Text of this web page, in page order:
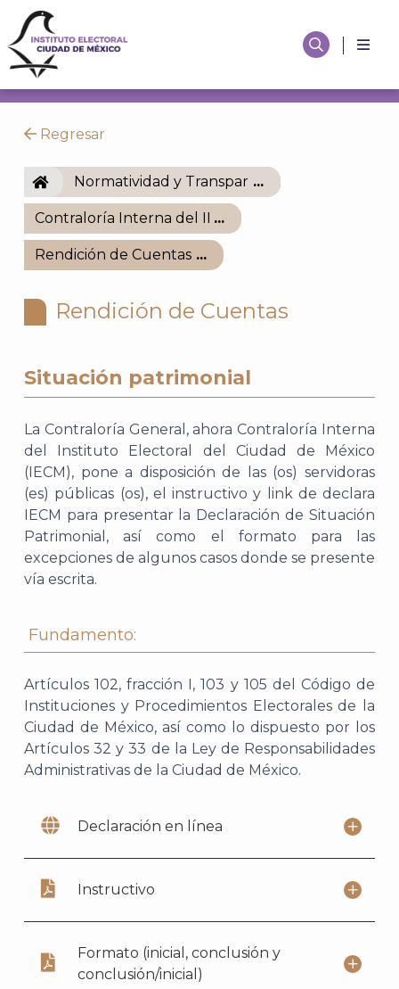
Regresar
IECMNormatividad y Transparencia
Contraloría Interna del IECM
Rendición de Cuentas
Rendición de Cuentas
Situación patrimonial
La Contraloría General, ahora Contraloría Interna
del Instituto Electoral del Ciudad de México
(IECM), pone a disposición de las (os) servidoras
(es) públicas (os), el instructivo y link de declara
IECM para presentar la Declaración de Situación
Patrimonial, así como el formato para las
excepciones de algunos casos donde se presente
vía escrita.
Fundamento:
Artículos 102, fracción I, 103 y 105 del Código de
Instituciones y Procedimientos Electorales de la
Ciudad de México, así como lo dispuesto por los
Artículos 32 y 33 de la Ley de Responsabilidades
Administrativas de la Ciudad de México.
Declaración en línea
Instructivo
Formato (inicial, conclusión y
conclusión/inicial)